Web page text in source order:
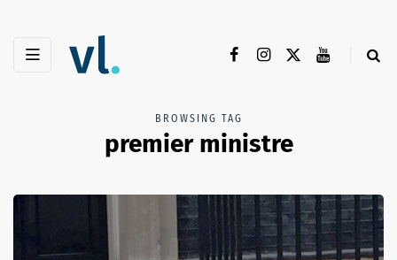
BROWSING TAG
premier ministre